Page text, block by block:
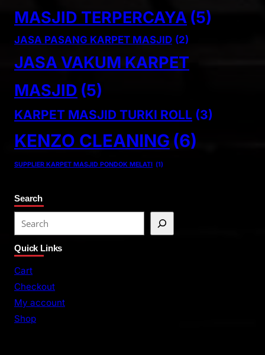
MASJID TERPERCAYA (5)
JASA PASANG KARPET MASJID (2)
JASA VAKUM KARPET
MASJID (5)
KARPET MASJID TURKI ROLL (3)
KENZO CLEANING (6)
SUPPLIER KARPET MASJID PONDOK MELATI (1)
Search
e
a
r
c
Quick Links
Cart
Checkout
My account
Shop